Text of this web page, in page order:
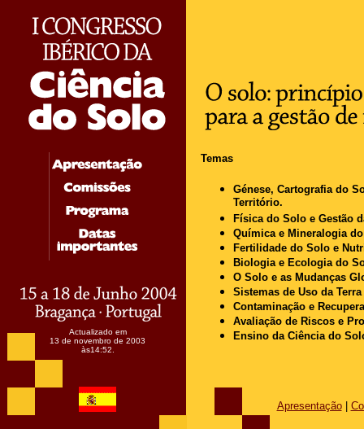
Temas
Génese, Cartografia do
Território.
Física do Solo e Gestão
Química e Mineralogia
Fertilidade do Solo e
Biologia e Ecologia do
O Solo e as Mudanças
Sistemas de Uso da
Contaminação e
Avaliação de Riscos e
Ensino da Ciência do
Actualizado em
13 de novembro de 2003
às14:52
Apresentação|